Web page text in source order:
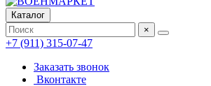
Каталог
×
+7 (911) 315-07-47
Заказать звонок
Вконтакте